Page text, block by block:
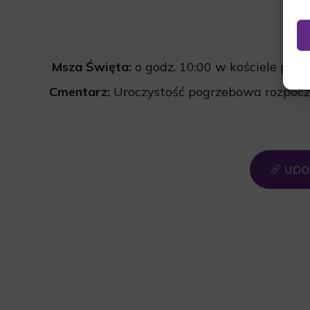
Msza Święta: o godz. 10:00 w kościele
Cmentarz: Uroczystość pogrzebowa